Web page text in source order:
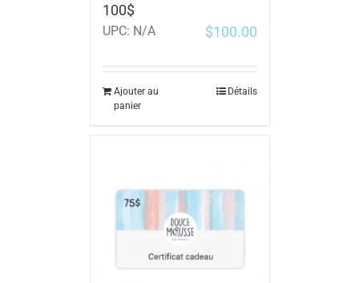
100$
UPC: N/A $100.00
Ajouter au
panier
Détails